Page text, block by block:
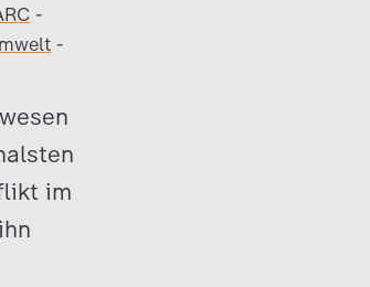
-
-
im